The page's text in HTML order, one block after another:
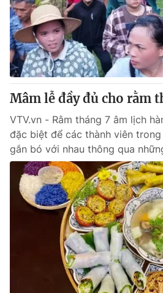
Tin tức
Thế giới đó đây
Câu chuyện quốc tế
Kinh tế
Tài chính
Thị trường
Góc doanh nghiệp
Dữ liệu và đời sống
Truyền hình
Phim VTV
Hậu trường
Nhân vật
Khán giả
Giải sao mai
Giải trí
Điện ảnh
Âm nhạc
Đời sống
Du lịch
Chất lượng cuộc sống
Giáo dục
Học trực tuyến
Công nghệ
Hitech Công nghệ tương lai
Giao lưu trực tuyến
Mâm lễ đầy đủ cho rằm
VTV.vn - Rằm tháng 7 âm lịch
đặc biệt để các thành viên
gắn bó với nhau thông qua